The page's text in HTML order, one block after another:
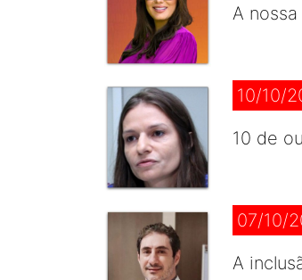
A
10/10/
10 de
07/10/
A